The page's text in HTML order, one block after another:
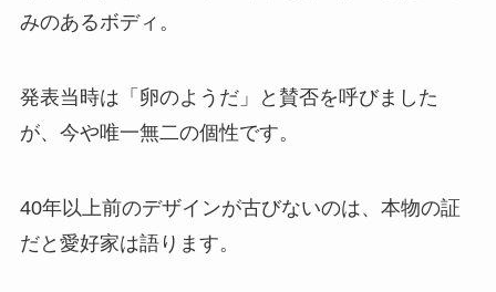
みのあるボディ。
発表当時は「卵のようだ」と賛否を呼びました
が、今や唯一無二の個性です。
40年以上前のデザインが古びないのは、本物の証
だと愛好家は語ります。